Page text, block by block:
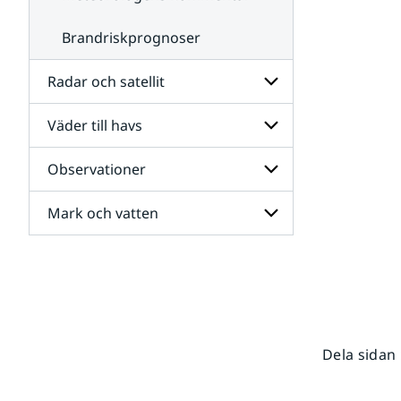
Brandriskprognoser
Radar och satellit
Undersidor
för
Radar
och
satellit
Väder till havs
Undersidor
för
Väder
till
havs
Observationer
Undersidor
för
Mark och vatten
Dela sidan